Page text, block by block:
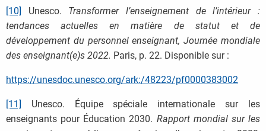
[10] Unesco. Transformer l’enseignement de l’intérieur :
tendances actuelles en matière de statut et de
développement du personnel enseignant, Journée mondiale
des enseignant(e)s 2022. Paris, p. 22. Disponible sur :
https://unesdoc.unesco.org/ark:/48223/pf0000383002
[11]
Unesco. Équipe spéciale internationale sur les
enseignants pour Éducation 2030. Rapport mondial sur les